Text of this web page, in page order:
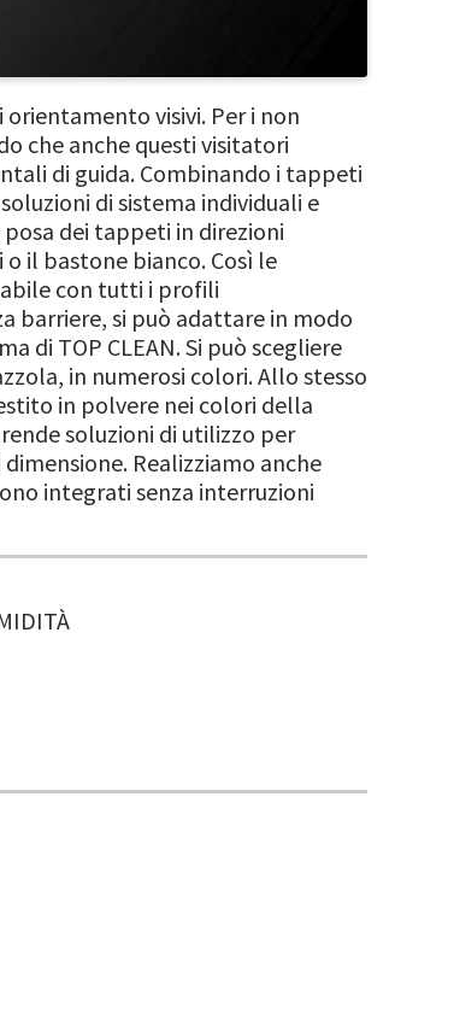
visivi. Per i non
che anche questi visitatori
di guida. Combinando i tappeti
di sistema individuali e
dei tappeti in direzioni
il bastone bianco. Così le
con tutti i profili
barriere, si può adattare in modo
TOP CLEAN. Si può scegliere
in numerosi colori. Allo stesso
in polvere nei colori della
soluzioni di utilizzo per
Realizziamo anche
integrati senza interruzioni